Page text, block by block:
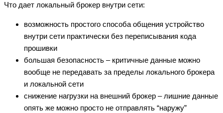
Что дает локальный брокер внутри сети:
возможность простого способа общения устройство
внутри сети практически без переписывания кода
прошивки
большая безопасность – критичные данные можно
вообще не передавать за пределы локального брокера
и локальной сети
снижение нагрузки на внешний брокер – лишние данные
опять же можно просто не отправлять “наружу”